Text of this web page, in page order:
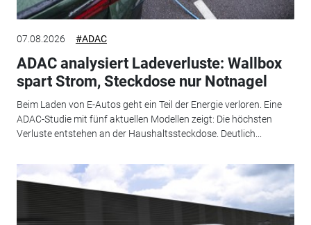
07.08.2026 #ADAC
ADAC analysiert Ladeverluste: Wallbox
spart Strom, Steckdose nur Notnagel
Beim Laden von E-Autos geht ein Teil der Energie verloren. Eine
ADAC-Studie mit fünf aktuellen Modellen zeigt: Die höchsten
Verluste entstehen an der Haushaltssteckdose. Deutlich...